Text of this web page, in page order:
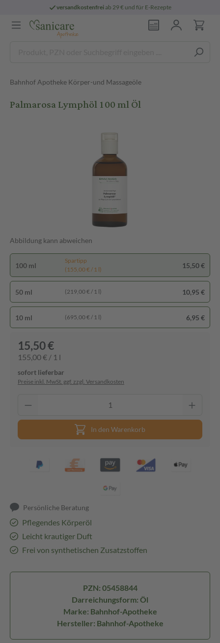
versandkostenfreiab 29 € und für E-Rezepte
Bahnhof Apotheke Körper-und Massageöle
Palmarosa Lymphöl 100 ml Öl
Abbildung kann abweichen
100 ml
Spartipp
(155,00 € / 1 l)
15,50 €
50 ml (219,00 € / 1 l) 10,95 €
10 ml (695,00 € / 1 l) 6,95 €
15,50 €
155,00 € / 1 l
sofort lieferbar
Preise inkl. MwSt. ggf. zzgl. Versandkosten
In den Warenkorb
Persönliche Beratung
Pflegendes Körperöl
Leicht krautiger Duft
Frei von synthetischen Zusatzstoffen
PZN: 05458844
Darreichungsform: Öl
Marke: Bahnhof-Apotheke
Hersteller: Bahnhof-Apotheke